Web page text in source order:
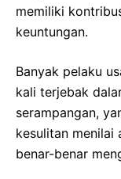
memiliki
keuntungan.
Banyak pelaku
kali terjebak
serampangan,
kesulitan menilai
benar-benar